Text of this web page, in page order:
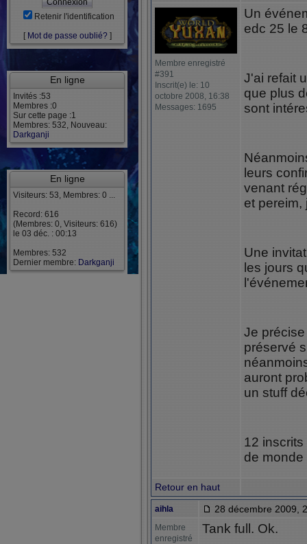
Retenir l'identification
[ Mot de passe oublié? ]
En ligne
Invités :53
Membres :0
Sur cette page :1
Membres: 532, Nouveau:
Darkganji
En ligne
Visiteurs: 53, Membres: 0 ...
Record: 616
(Membres: 0, Visiteurs: 616)
le 03 déc. : 00:13
Membres: 532
Dernier membre: Darkganji
Membre enregistré
#391
Inscrit(e) le: 10
octobre 2008, 16:38
Messages: 1695
Un
edc 25 le
J'ai refait
que plus
sont
leurs
venant
et pereim,
Une
les jours
Je
préservé
auront
un stuff
12
de
Retour en haut
aihla 28 décembre 2009,
Membre
enregistré
Tank full. Ok.